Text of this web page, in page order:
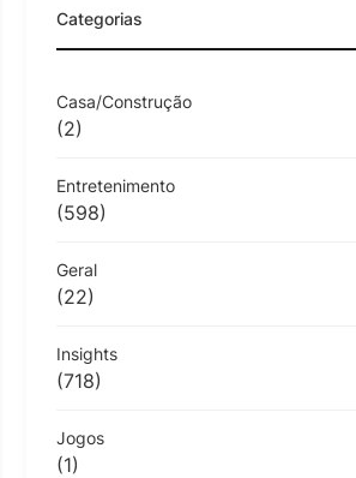
Categorias
Casa/Construção
(2)
Entretenimento
(598)
Geral
(22)
Insights
(718)
Jogos
(1)